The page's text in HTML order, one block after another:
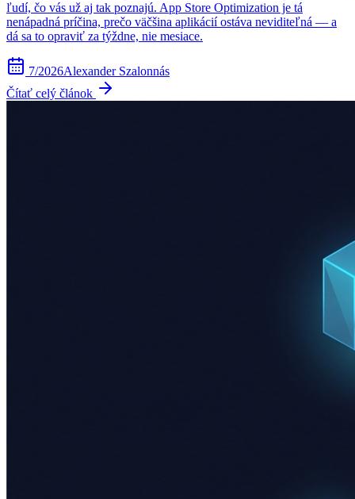
ľudí, čo vás už aj tak poznajú. App Store Optimization je tá
nenápadná príčina, prečo väčšina aplikácií ostáva neviditeľná — a
dá sa to opraviť za týždne, nie mesiace.
7/2026Alexander Szalonnás
Čítať celý článok